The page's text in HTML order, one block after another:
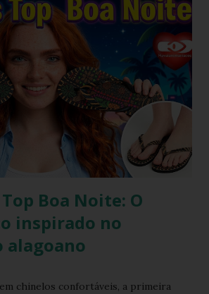
a Havaianas Top Bordado Flor a um
90 dias, cobrindo cenários urbanos,
e exposição à praia. Analisamos desde
por transferência térmica até a
metálico em Zamak. Abaixo, você
completa com prós, contras, guia
teste de autenticidade e
O que é a Havaianas Top Bordado
Bordado Flor é uma v...
Boa Noite: O
inspirado no
alagoano
chinelos confortáveis, a primeira